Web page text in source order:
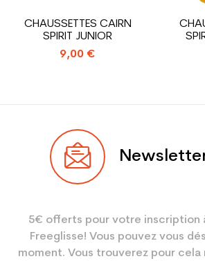
Economie CO² (en kg)
Type de produit
CHAUSSETTES CAIRN
SPIRIT JUNIOR
9,00 €
5€ offerts pour votre inscription
Freeglisse! Vous pouvez vous
moment. Vous trouverez pour cela